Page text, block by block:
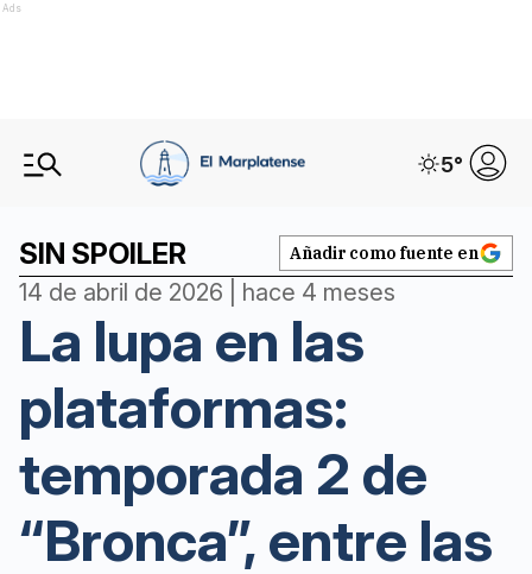
Ads
5°
SIN SPOILER Añadir como fuente en
14 de abril de 2026 | hace 4 meses
La lupa en las
plataformas:
temporada 2 de
“Bronca”, entre las